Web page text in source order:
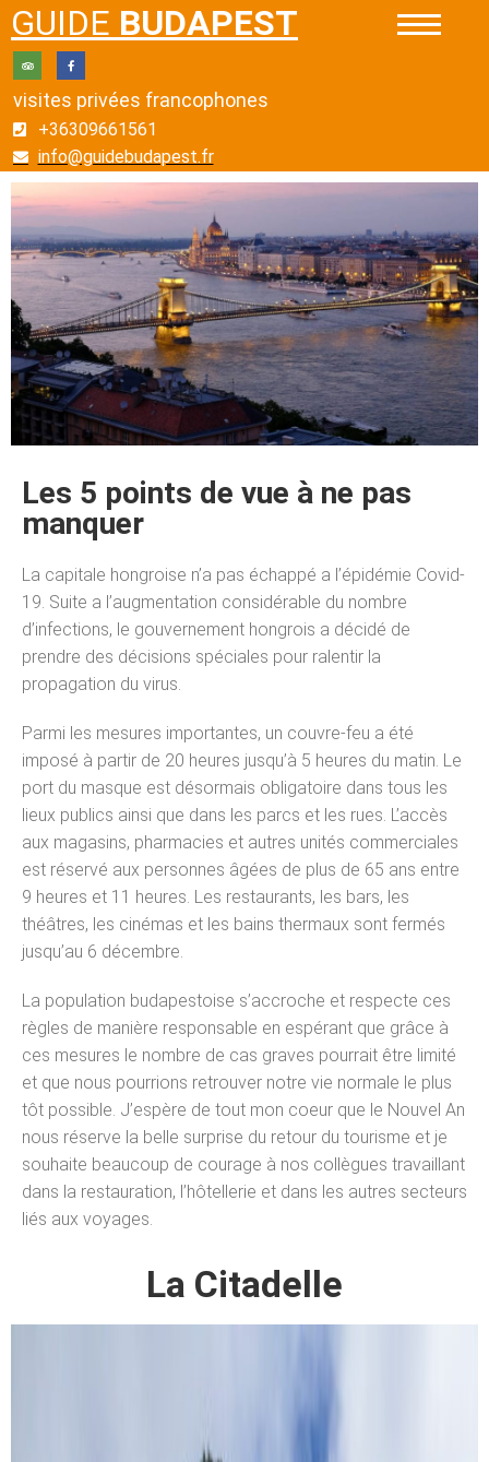
GUIDE BUDAPEST
visites privées francophones
+36309661561
info@guidebudapest.fr
Les 5 points de vue à ne pas
manquer
La capitale hongroise n’a pas échappé a l’épidémie Covid-
19. Suite a l’augmentation considérable du nombre
d’infections, le gouvernement hongrois a décidé de
prendre des décisions spéciales pour ralentir la
propagation du virus.
Parmi les mesures importantes, un couvre-feu a été
imposé à partir de 20 heures jusqu’à 5 heures du matin. Le
port du masque est désormais obligatoire dans tous les
lieux publics ainsi que dans les parcs et les rues. L’accès
aux magasins, pharmacies et autres unités commerciales
est réservé aux personnes âgées de plus de 65 ans entre
9 heures et 11 heures. Les restaurants, les bars, les
théâtres, les cinémas et les bains thermaux sont fermés
jusqu’au 6 décembre.
La population budapestoise s’accroche et respecte ces
règles de manière responsable en espérant que grâce à
ces mesures le nombre de cas graves pourrait être limité
et que nous pourrions retrouver notre vie normale le plus
tôt possible. J’espère de tout mon coeur que le Nouvel An
nous réserve la belle surprise du retour du tourisme et je
souhaite beaucoup de courage à nos collègues travaillant
dans la restauration, l’hôtellerie et dans les autres secteurs
liés aux voyages.
La Citadelle